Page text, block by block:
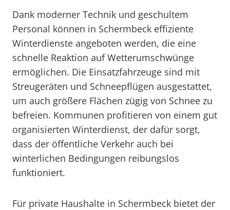
Dank moderner Technik und geschultem
Personal können in Schermbeck effiziente
Winterdienste angeboten werden, die eine
schnelle Reaktion auf Wetterumschwünge
ermöglichen. Die Einsatzfahrzeuge sind mit
Streugeräten und Schneepflügen ausgestattet,
um auch größere Flächen zügig von Schnee zu
befreien. Kommunen profitieren von einem gut
organisierten Winterdienst, der dafür sorgt,
dass der öffentliche Verkehr auch bei
winterlichen Bedingungen reibungslos
funktioniert.
Für private Haushalte in Schermbeck bietet der